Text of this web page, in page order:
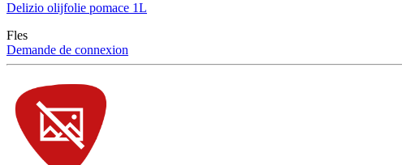
Delizio olijfolie pomace 1L
Fles
Demande de connexion